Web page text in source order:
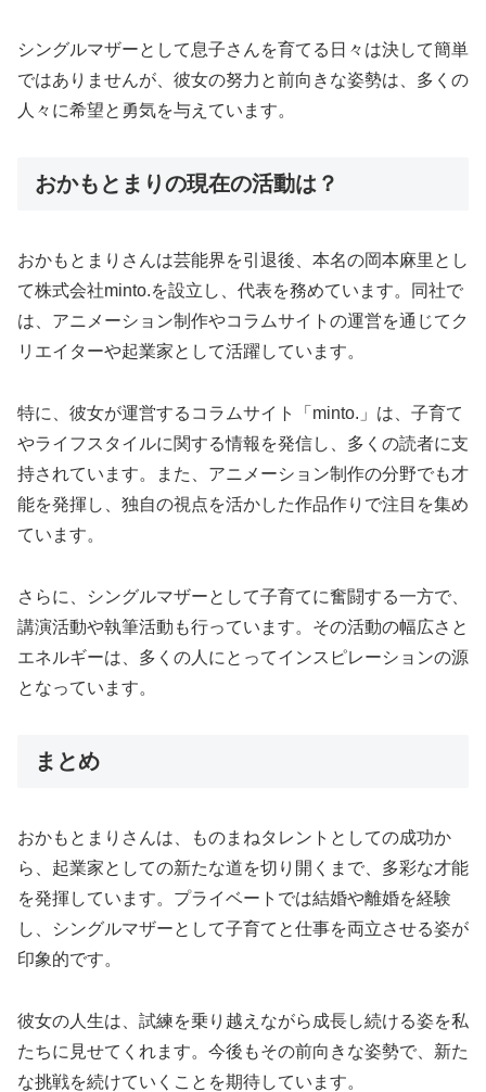
シングルマザーとして息子さんを育てる日々は決して簡単
ではありませんが、彼女の努力と前向きな姿勢は、多くの
人々に希望と勇気を与えています。
おかもとまりの現在の活動は？
おかもとまりさんは芸能界を引退後、本名の岡本麻里とし
て株式会社minto.を設立し、代表を務めています。同社で
は、アニメーション制作やコラムサイトの運営を通じてク
リエイターや起業家として活躍しています。
特に、彼女が運営するコラムサイト「minto.」は、子育て
やライフスタイルに関する情報を発信し、多くの読者に支
持されています。また、アニメーション制作の分野でも才
能を発揮し、独自の視点を活かした作品作りで注目を集め
ています。
さらに、シングルマザーとして子育てに奮闘する一方で、
講演活動や執筆活動も行っています。その活動の幅広さと
エネルギーは、多くの人にとってインスピレーションの源
となっています。
まとめ
おかもとまりさんは、ものまねタレントとしての成功か
ら、起業家としての新たな道を切り開くまで、多彩な才能
を発揮しています。プライベートでは結婚や離婚を経験
し、シングルマザーとして子育てと仕事を両立させる姿が
印象的です。
彼女の人生は、試練を乗り越えながら成長し続ける姿を私
たちに見せてくれます。今後もその前向きな姿勢で、新た
な挑戦を続けていくことを期待しています。